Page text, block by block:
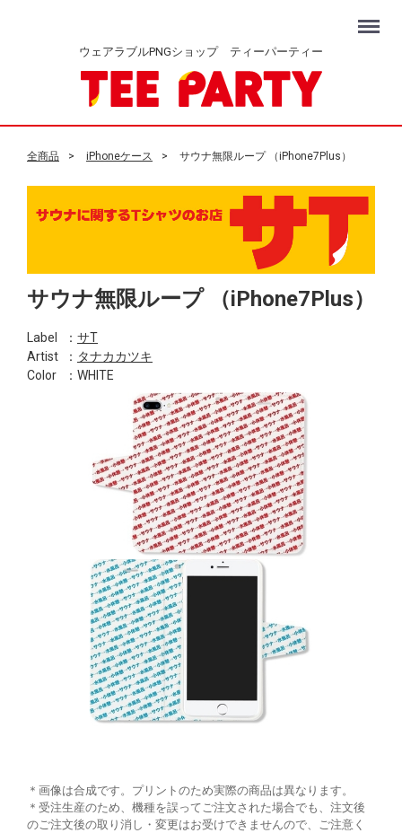
ウェアラブルPNGショップ ティーパーティー
Menu
全商品 iPhoneケース サウナ無限ループ （iPhone7Plus）
サウナ無限ループ （iPhone7Plus）
Label ： サT
Artist
： タナカカツキ
Color
：WHITE
＊画像は合成です。プリントのため実際の商品は異なります。
＊受注生産のため、機種を誤ってご注文された場合でも、注文後
のご注文後の取り消し・変更はお受けできませんので、ご注意く